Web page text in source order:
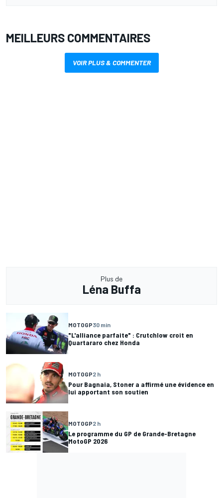
MEILLEURS COMMENTAIRES
VOIR PLUS & COMMENTER
Plus de
Léna Buffa
MOTOGP30 min
"L'alliance parfaite" : Crutchlow croit en
Quartararo chez Honda
MOTOGP2 h
Pour Bagnaia, Stoner a affirmé une évidence en
lui apportant son soutien
MOTOGP2 h
Le programme du GP de Grande-Bretagne
MotoGP 2026